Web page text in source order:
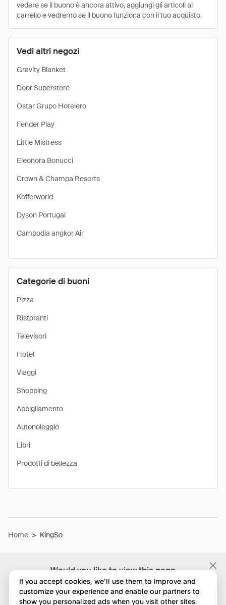
Would you like to view this page
in English?
Vedi altri negozi
Gravity Blanket
Door Superstore
Ostar Grupo Hotelero
Fender Play
Little Mistress
Eleonora Bonucci
Crown & Champa Resorts
Kofferworld
Dyson Portugal
Cambodia angkor Air
Categorie di buoni
Pizza
Ristoranti
Televisori
Hotel
Viaggi
Shopping
Abbigliamento
Autonoleggio
Libri
Prodotti di bellezza
vedere se il buono è ancora attivo, aggiungi gli articoli al
carrello e vedremo se il buono funziona con il tuo acquisto.
Home > KingSo
If you accept cookies, we’ll use them to improve and
customize your experience and enable our partners to
show you personalized ads when you visit other sites.